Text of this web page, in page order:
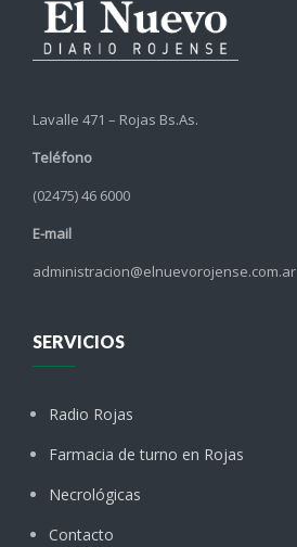
Lavalle 471 – Rojas Bs.As.
Teléfono
(02475) 46 6000
E-mail
administracion@elnuevorojense.com.ar
SERVICIOS
Radio Rojas
Farmacia de turno en Rojas
Necrológicas
Contacto